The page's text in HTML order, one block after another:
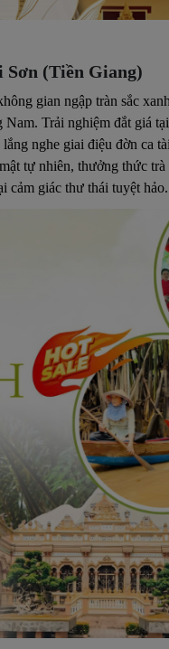
(Tiền Giang)
gian ngập tràn sắc
Trải nghiệm đắt giá
nghe giai điệu đờn ca
tự nhiên, thưởng thức
cảm giác thư thái tuyệt hảo.